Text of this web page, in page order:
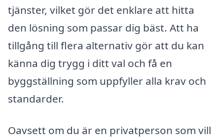
tjänster, vilket gör det enklare att hitta
den lösning som passar dig bäst. Att ha
tillgång till flera alternativ gör att du kan
känna dig trygg i ditt val och få en
byggställning som uppfyller alla krav och
standarder.
Oavsett om du är en privatperson som vill